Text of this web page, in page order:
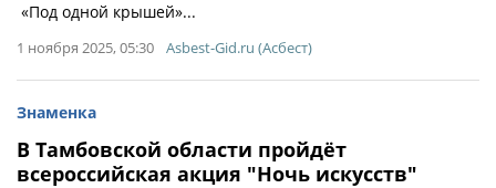
«Под одной крышей»...
1 ноября 2025, 05:30 Asbest-Gid.ru (Асбест)
Знаменка
В Тамбовской области пройдёт
всероссийская акция "Ночь искусств"